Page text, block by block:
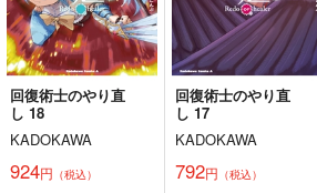
約束は左手に
Distance
440
プリティ弁護士/検事
もちもちアソート
ろくろく
330円 （税込）
サンプル
カート
サンプル
カート
回復術士のやり直
し 18
KADOKAWA
924円 （税込）
回復術士のやり直
し 17
KADOKAWA
792円 （税込）